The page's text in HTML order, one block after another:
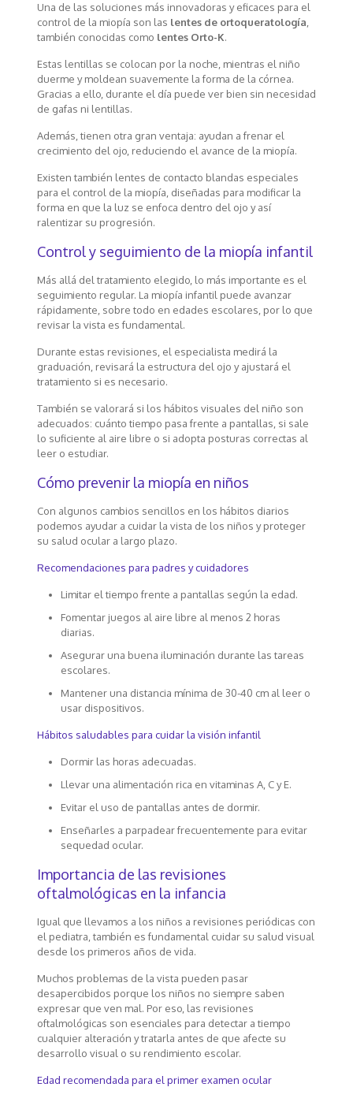
Una de las soluciones más innovadoras y eficaces para el
control de la miopía son las lentes de ortoqueratología,
también conocidas como lentes Orto-K.
Estas lentillas se colocan por la noche, mientras el niño
duerme y moldean suavemente la forma de la córnea.
Gracias a ello, durante el día puede ver bien sin necesidad
de gafas ni lentillas.
Además, tienen otra gran ventaja: ayudan a frenar el
crecimiento del ojo, reduciendo el avance de la miopía.
Existen también lentes de contacto blandas especiales
para el control de la miopía, diseñadas para modificar la
forma en que la luz se enfoca dentro del ojo y así
ralentizar su progresión.
Control y seguimiento de la miopía infantil
Más allá del tratamiento elegido, lo más importante es el
seguimiento regular. La miopía infantil puede avanzar
rápidamente, sobre todo en edades escolares, por lo que
revisar la vista es fundamental.
Durante estas revisiones, el especialista medirá la
graduación, revisará la estructura del ojo y ajustará el
tratamiento si es necesario.
También se valorará si los hábitos visuales del niño son
adecuados: cuánto tiempo pasa frente a pantallas, si sale
lo suficiente al aire libre o si adopta posturas correctas al
leer o estudiar.
Cómo prevenir la miopía en niños
Con algunos cambios sencillos en los hábitos diarios
podemos ayudar a cuidar la vista de los niños y proteger
su salud ocular a largo plazo.
Recomendaciones para padres y cuidadores
Limitar el tiempo frente a pantallas según la edad.
Fomentar juegos al aire libre al menos 2 horas
diarias.
Asegurar una buena iluminación durante las tareas
escolares.
Mantener una distancia mínima de 30-40 cm al leer o
usar dispositivos.
Hábitos saludables para cuidar la visión infantil
Dormir las horas adecuadas.
Llevar una alimentación rica en vitaminas A, C y E.
Evitar el uso de pantallas antes de dormir.
Enseñarles a parpadear frecuentemente para evitar
sequedad ocular.
Importancia de las revisiones
oftalmológicas en la infancia
Igual que llevamos a los niños a revisiones periódicas con
el pediatra, también es fundamental cuidar su salud visual
desde los primeros años de vida.
Muchos problemas de la vista pueden pasar
desapercibidos porque los niños no siempre saben
expresar que ven mal. Por eso, las revisiones
oftalmológicas son esenciales para detectar a tiempo
cualquier alteración y tratarla antes de que afecte su
desarrollo visual o su rendimiento escolar.
Edad recomendada para el primer examen ocular